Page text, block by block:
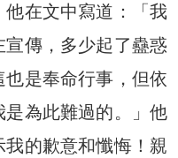
在文中寫道：「我
傳，多少起了蠱惑
是奉命行事，但依
為此難過的。」他
的歉意和懺悔！親